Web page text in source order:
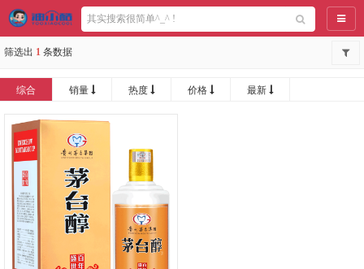
导航
筛选出 1 条数据
综合 销量 热度 价格 最新